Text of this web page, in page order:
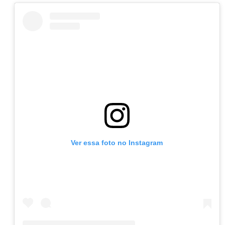
Ver essa foto no Instagram